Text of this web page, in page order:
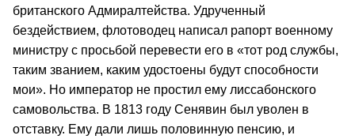
британского Адмиралтейства. Удрученный
бездействием, флотоводец написал рапорт военному
министру с просьбой перевести его в «тот род службы,
таким званием, каким удостоены будут способности
мои». Но император не простил ему лиссабонского
самовольства. В 1813 году Сенявин был уволен в
отставку. Ему дали лишь половинную пенсию, и